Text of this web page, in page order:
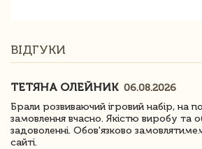
ВІДГУКИ
ТЕТЯНА ОЛЕЙНИК 06.08.2026
Брали розвиваючий ігровий набір, на
замовлення вчасно. Якістю виробу та
задоволенні. Обов'язково
сайті.